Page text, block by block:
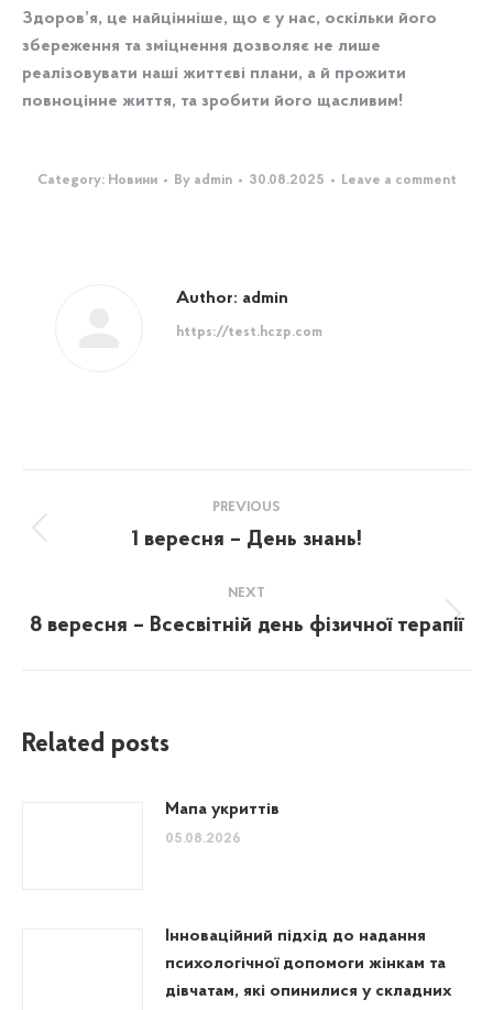
Здоров’я, це найцінніше, що є у нас, оскільки його
збереження та зміцнення дозволяє не лише
реалізовувати наші життєві плани, а й прожити
повноцінне життя, та зробити його щасливим!
Category: Новини By admin 30.08.2025 Leave a comment
Author: admin
https://test.hczp.com
navigation
PREVIOUS
Previous
1 вересня – День знань!
NEXT
Next
8 вересня – Всесвітній день фізичної терапії
Related posts
Мапа укриттів
05.08.2026
Інноваційний підхід до надання
психологічної допомоги жінкам та
дівчатам, які опинилися у складних